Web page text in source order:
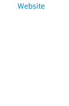
Website